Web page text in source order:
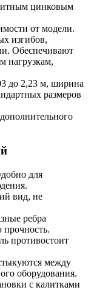
цинковым
от модели.
изгибов,
Обеспечивают
нагрузкам,
до 2,23 м, ширина
размеров
для
вид, не
ребра
противостоит
между
оборудования.
с калитками